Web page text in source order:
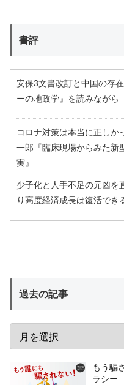
書評
安保3文書改訂と中国の存
ーの地政学』を読みながら
コロナ対策は本当に正しか
一郎『臨床現場からみた新
実』
少子化と人手不足の元凶を
り高度経済成長は復活でき
過去の記事
もう騙
ラシー